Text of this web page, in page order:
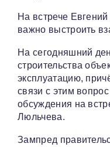
На встрече
важно выстроить
На сегодняшний
строительства
эксплуатацию,
связи с этим
обсуждения на
Люльчева.
Зампред